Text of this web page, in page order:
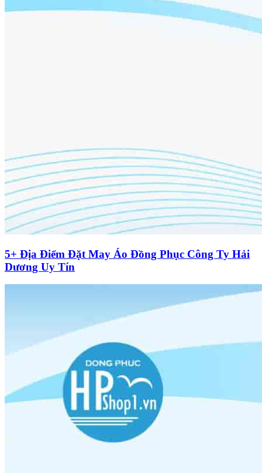
5+ Địa Điểm Đặt May Áo Đồng Phục Công Ty Hải
Dương Uy Tín